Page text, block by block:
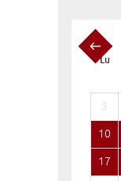
Lu
3
10
17